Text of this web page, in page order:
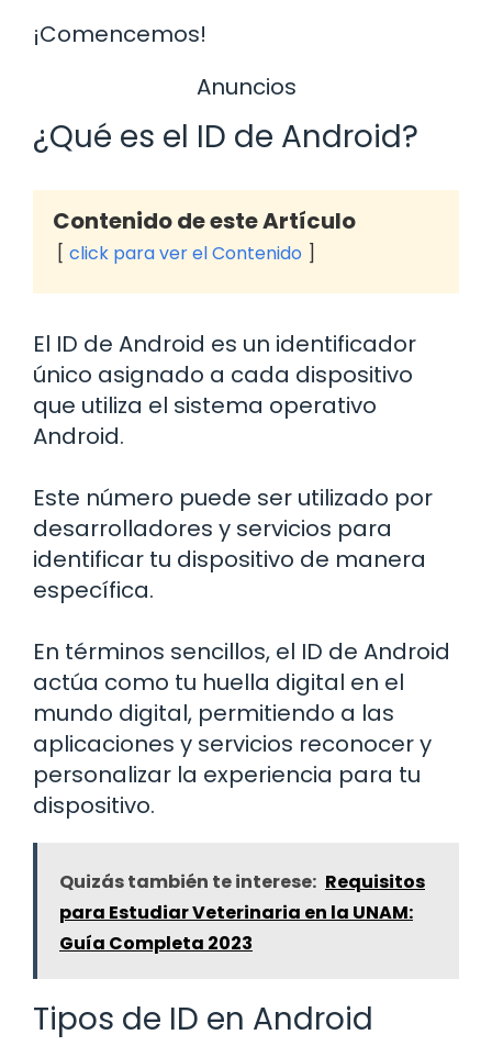
¡Comencemos!
Anuncios
¿Qué es el ID de Android?
Contenido de este Artículo
click para ver el Contenido
El ID de Android es un identificador
único asignado a cada dispositivo
que utiliza el sistema operativo
Android.
Este número puede ser utilizado por
desarrolladores y servicios para
identificar tu dispositivo de manera
específica.
En términos sencillos, el ID de Android
actúa como tu huella digital en el
mundo digital, permitiendo a las
aplicaciones y servicios reconocer y
personalizar la experiencia para tu
dispositivo.
Quizás también te interese: Requisitos
para Estudiar Veterinaria en la UNAM:
Guía Completa 2023
Tipos de ID en Android